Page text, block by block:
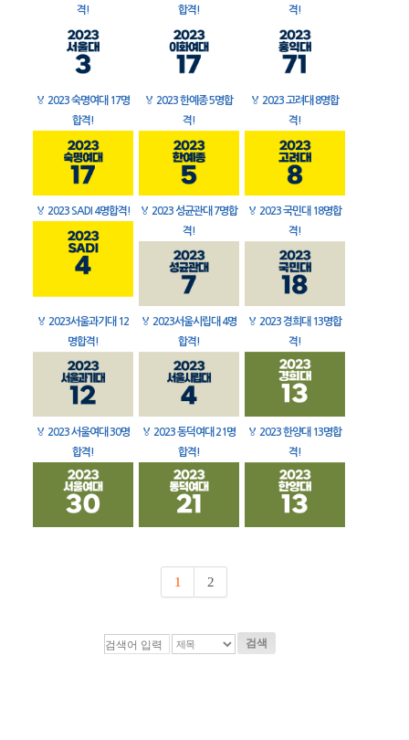
격!
합격!
격!
🏅 2023 숙명여대 17명
합격!
🏅 2023 한예종 5명합
격!
🏅 2023 고려대 8명합
격!
🏅 2023 SADI 4명합격! 🏅 2023 성균관대 7명합
격!
🏅 2023 국민대 18명합
격!
🏅 2023서울과기대 12
명합격!
🏅 2023서울시립대 4명
합격!
🏅 2023 경희대 13명합
격!
🏅 2023 서울여대 30명
합격!
🏅 2023 동덕여대 21명
합격!
🏅 2023 한양대 13명합
격!
1 2
검색